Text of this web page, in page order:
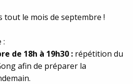
tout le mois de septembre !
:
de 18h à 19h30 : répétition du
afin de préparer la